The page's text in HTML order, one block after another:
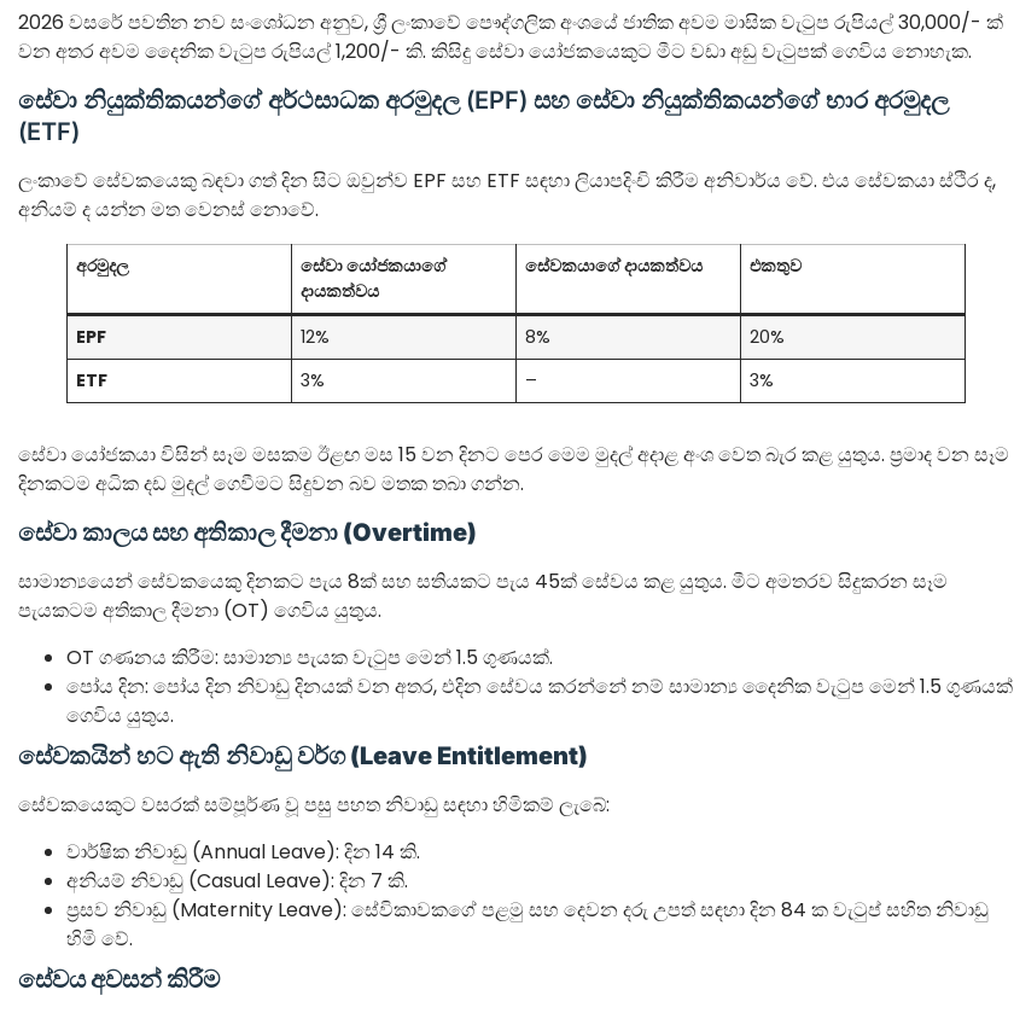
2026 වසරේ පවතින නව සංශෝධන අනුව, ශ්‍රී ලංකාවේ පෞද්ගලික අංශයේ ජාතික අවම මාසික වැටුප රුපියල් 30,000/- ක්
වන අතර අවම දෛනික වැටුප රුපියල් 1,200/- කි. කිසිදු සේවා යෝජකයෙකුට මීට වඩා අඩු වැටුපක් ගෙවිය නොහැක.
සේවා නියුක්තිකයන්ගේ අර්ථසාධක අරමුදල (EPF) සහ සේවා නියුක්තිකයන්ගේ භාර අරමුදල
(ETF)
ලංකාවේ සේවකයෙකු බඳවා ගත් දින සිට ඔවුන්ව EPF සහ ETF සඳහා ලියාපදිංචි කිරීම අනිවාර්ය වේ. එය සේවකයා ස්ථිර ද,
අනියම් ද යන්න මත වෙනස් නොවේ.
අරමුදල
සේවා යෝජකයාගේ
දායකත්වය
සේවකයාගේ දායකත්වය එකතුව
EPF 12% 8%
20%
ETF
3% – 3%
සේවා යෝජකයා විසින් සෑම මසකම ඊළඟ මස 15 වන දිනට පෙර මෙම මුදල් අදාළ අංශ වෙත බැර කළ යුතුය. ප්‍රමාද වන සෑම
දිනකටම අධික දඩ මුදල් ගෙවීමට සිදුවන බව මතක තබා ගන්න.
සේවා කාලය සහ අතිකාල දීමනා (Overtime)
සාමාන්‍යයෙන් සේවකයෙකු දිනකට පැය 8ක් සහ සතියකට පැය 45ක් සේවය කළ යුතුය. මීට අමතරව සිදුකරන සෑම
පැයකටම අතිකාල දීමනා (OT) ගෙවිය යුතුය.
OT ගණනය කිරීම: සාමාන්‍ය පැයක වැටුප මෙන් 1.5 ගුණයක්.
පෝය දින: පෝය දින නිවාඩු දිනයක් වන අතර, එදින සේවය කරන්නේ නම් සාමාන්‍ය දෛනික වැටුප මෙන් 1.5 ගුණයක්
ගෙවිය යුතුය.
සේවකයින් හට ඇති නිවාඩු වර්ග (Leave Entitlement)
සේවකයෙකුට වසරක් සම්පූර්ණ වූ පසු පහත නිවාඩු සඳහා හිමිකම් ලැබේ:
වාර්ෂික නිවාඩු (Annual Leave): දින 14 කි.
අනියම් නිවාඩු (Casual Leave): දින 7 කි.
ප්‍රසව නිවාඩු (Maternity Leave): සේවිකාවකගේ පළමු සහ දෙවන දරු උපත් සඳහා දින 84 ක වැටුප් සහිත නිවාඩු
හිමි වේ.
සේවය අවසන් කිරීම